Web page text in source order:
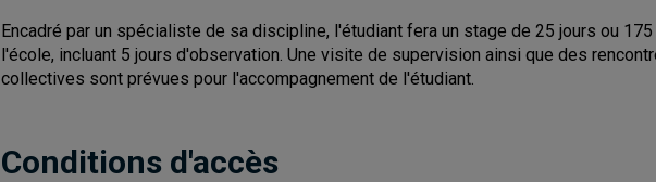
Encadré par un spécialiste de sa discipline, l'étudiant fera un stage de 25 jours ou
l'école, incluant 5 jours d'observation. Une visite de supervision ainsi que des
collectives sont prévues pour l'accompagnement de l'étudiant.
Conditions d'accès